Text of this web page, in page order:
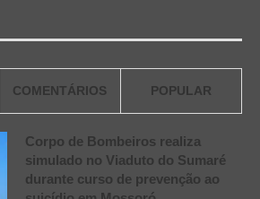
COMENTÁRIOS POPULAR
Corpo de Bombeiros realiza
simulado no Viaduto do Sumaré
durante curso de prevenção ao